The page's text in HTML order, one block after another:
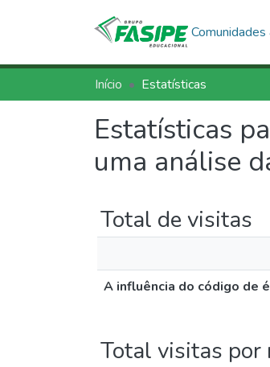
Início Estatísticas
Estatísticas
uma análise
Total de visitas
A influência do código de
Total visitas por